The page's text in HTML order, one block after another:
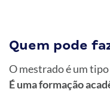
Quem pode
O mestrado é um
É uma formação